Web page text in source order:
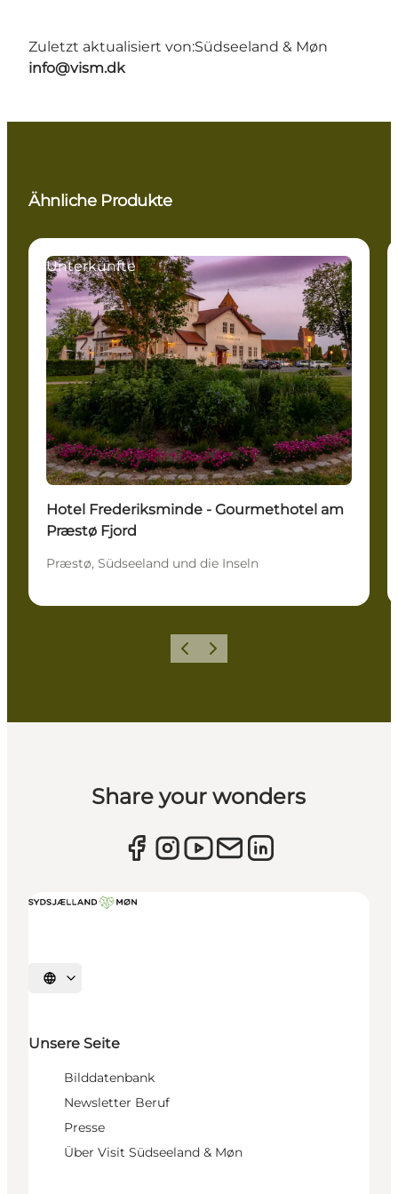
Zuletzt aktualisiert von:Südseeland & Møn
info@vism.dk
Ähnliche Produkte
Unterkünfte
Hotel Frederiksminde - Gourmethotel am
Præstø Fjord
Præstø, Südseeland und die Inseln
ZurückWeiter
Share your wonders
Sprache auswählen
Unsere Seite
Bilddatenbank
Newsletter Beruf
Presse
Über Visit Südseeland & Møn